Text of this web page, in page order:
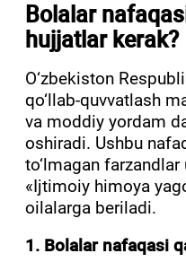
Bolalar
hujjatlar kerak?
O‘zbekiston
qo‘llab-quvvatlash
va moddiy yordam
oshiradi. Ushbu
to‘lmagan
«Ijtimoiy himoya
oilalarga beriladi.
1. Bolalar nafaqasi